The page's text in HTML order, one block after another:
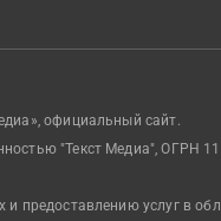
официальный сайт.
"Текст Медиа", ОГРН
и предоставлению услуг в